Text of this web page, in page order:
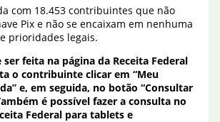
com 18.453 contribuintes que não
Pix e não se encaixam em nenhuma
prioridades legais.
feita na página da Receita Federal
o contribuinte clicar em “Meu
e, em seguida, no botão “Consultar
é possível fazer a consulta no
Federal para tablets e